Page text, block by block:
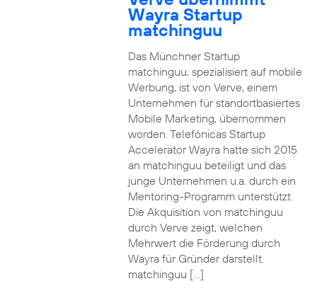
Wayra Startup
matchinguu
Das Münchner Startup
matchinguu, spezialisiert auf mobile
Werbung, ist von Verve, einem
Unternehmen für standortbasiertes
Mobile Marketing, übernommen
worden. Telefónicas Startup
Accelerator Wayra hatte sich 2015
an matchinguu beteiligt und das
junge Unternehmen u.a. durch ein
Mentoring-Programm unterstützt.
Die Akquisition von matchinguu
durch Verve zeigt, welchen
Mehrwert die Förderung durch
Wayra für Gründer darstellt.
matchinguu […]